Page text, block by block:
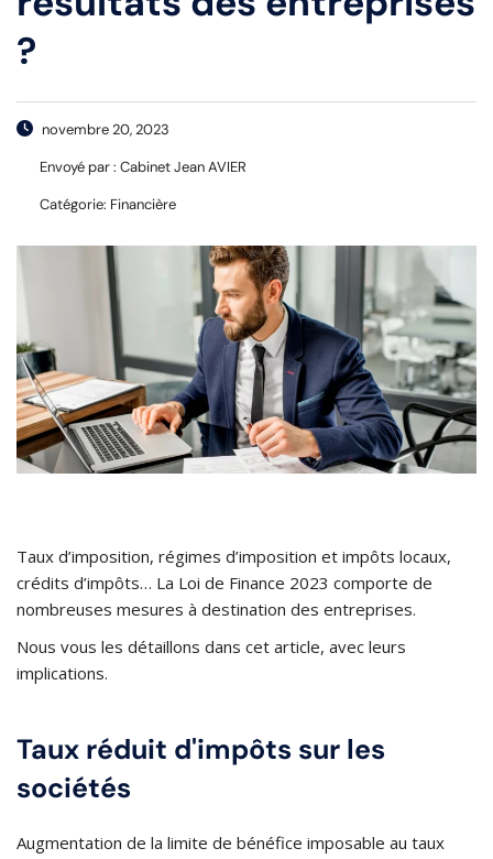
?
novembre 20, 2023
Envoyé par : Cabinet Jean AVIER
Catégorie: Financière
Taux d’imposition, régimes d’imposition et impôts locaux,
crédits d’impôts… La Loi de Finance 2023 comporte de
nombreuses mesures à destination des entreprises.
Nous vous les détaillons dans cet article, avec leurs
implications.
Taux réduit d'impôts sur les
sociétés
Augmentation de la limite de bénéfice imposable au taux